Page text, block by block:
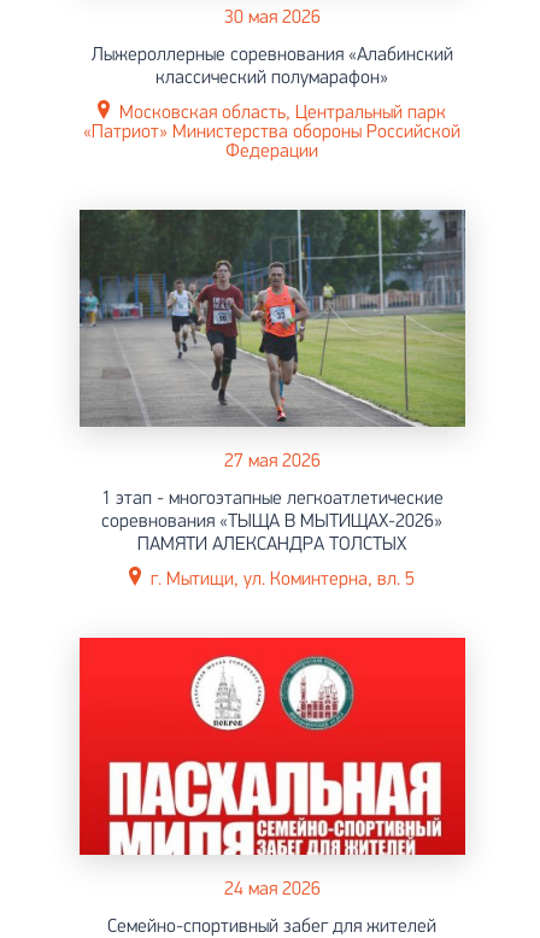
30 мая 2026
Лыжероллерные соревнования «Алабинский
классический полумарафон»
Московская область, Центральный парк
«Патриот» Министерства обороны Российской
Федерации
27 мая 2026
1 этап - многоэтапные легкоатлетические
соревнования «ТЫЩА В МЫТИЩАХ-2026»
ПАМЯТИ АЛЕКСАНДРА ТОЛСТЫХ
г. Мытищи, ул. Коминтерна, вл. 5
24 мая 2026
Семейно-спортивный забег для жителей